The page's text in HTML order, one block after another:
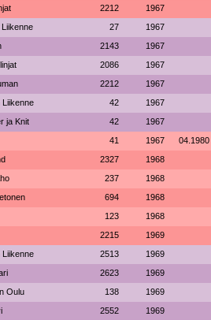
2212 1967
Liikenne 27 1967
2143 1967
2086 1967
2212 1967
Liikenne 42 1967
ja Knit 42 1967
41 1967 04.1980
2327 1968
237 1968
694 1968
123 1968
2215 1969
Liikenne 2513 1969
2623 1969
Oulu 138 1969
2552 1969